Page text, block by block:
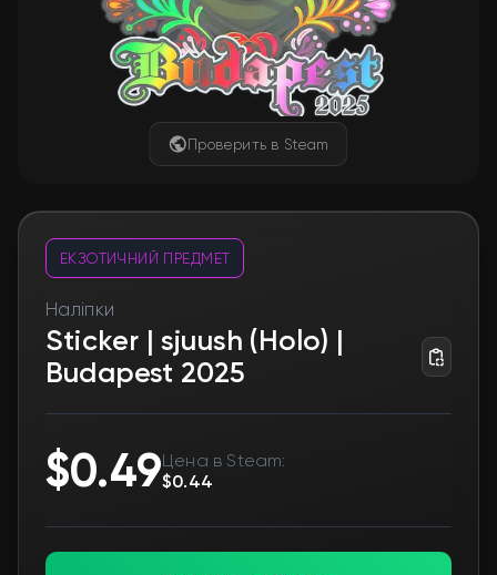
Проверить в Steam
ЕКЗОТИЧНИЙ ПРЕДМЕТ
Наліпки
Sticker | sjuush (Holo) |
Budapest 2025
$0.49Цена в Steam:
$0.44